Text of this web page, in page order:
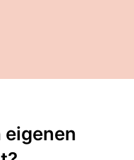
eigenen